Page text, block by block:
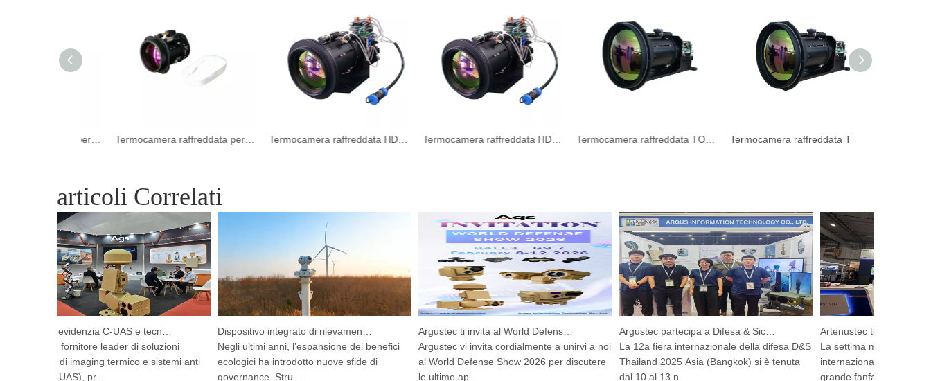
Termocamera raffreddata per esterni per bordi Termocamera raffreddata HD per incendi boschivi Termocamera raffreddata HD per incendi boschivi Termocamera raffreddata TOP per incendi boschivi Termocamera raffreddata TOP per incendi boschivi
articoli Correlati
Argustec evidenzia C-UAS e tecnologia termica all'avanguardia a Kuala Lumpur
Argustec, fornitore leader di soluzioni
avanzate di imaging termico e sistemi anti
drone (C-UAS), pr...
Dispositivo integrato di rilevamento e tracciamento HP-PRS: una visione panoramica per la protezione degli uccelli
Negli ultimi anni, l’espansione dei benefici
ecologici ha introdotto nuove sfide di
governance. Stru...
Argustec ti invita al World Defense Show 2026!
Argustec vi invita cordialmente a unirvi a noi
al World Defense Show 2026 per discutere
le ultime ap...
Argustec partecipa a Difesa & Sicurezza 2025
La 12a fiera internazionale della difesa D&S
Thailand 2025 Asia (Bangkok) si è tenuta
dal 10 al 13 n...
La settima mostra di droni
internazionali sauditi 2025
grande fanfara nel ...